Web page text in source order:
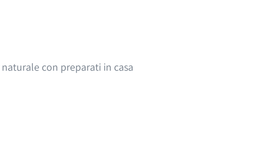
naturale con preparati in casa